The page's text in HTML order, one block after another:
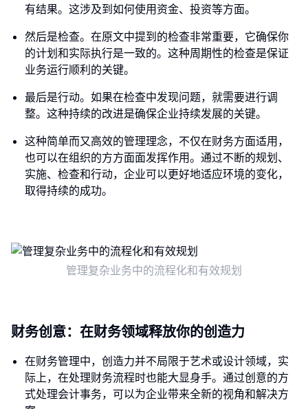
有结果。这涉及到如何使用资金、投资等方面。
然后是检查。在原文中提到的检查非常重要，它确保你
的计划和实际执行是一致的。这种周期性的检查是保证
业务运行顺利的关键。
最后是行动。如果在检查中发现问题，就需要进行调
整。这种持续的改进是确保企业持续发展的关键。
这种简单而又高效的管理理念，不仅在财务方面适用，
也可以在组织的方方面面发挥作用。通过不断的规划、
实施、检查和行动，企业可以更好地适应环境的变化，
取得持续的成功。
管理复杂业务中的流程化和有效规划
财务创意：在财务领域释放你的创造力
在财务管理中，创造力并不局限于艺术或设计领域，实
际上，在处理财务流程时也能大显身手。通过创意的方
式处理会计事务，可以为企业带来全新的视角和解决方